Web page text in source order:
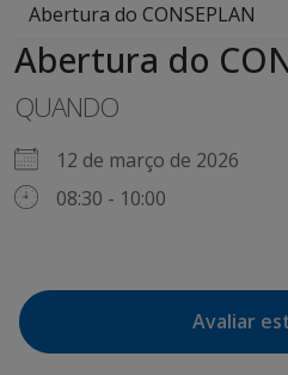
Abertura do CONSEPLAN
Abertura do
QUANDO
12 de março de 2026
08:30 - 10:00
Avaliar